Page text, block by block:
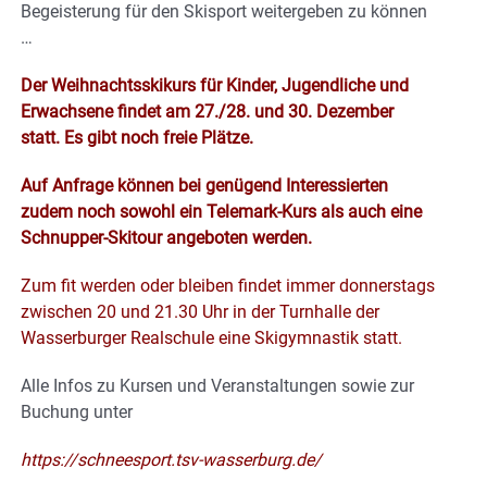
Begeisterung für den Skisport weitergeben zu können
…
Der Weihnachtsskikurs für Kinder, Jugendliche und
Erwachsene findet am 27./28. und 30. Dezember
statt. Es gibt noch freie Plätze.
Auf Anfrage können bei genügend Interessierten
zudem noch sowohl ein Telemark-Kurs als auch eine
Schnupper-Skitour angeboten werden.
Zum fit werden oder bleiben findet immer donnerstags
zwischen 20 und 21.30 Uhr in der Turnhalle der
Wasserburger Realschule eine Skigymnastik statt.
Alle Infos zu Kursen und Veranstaltungen sowie zur
Buchung unter
https://schneesport.tsv-wasserburg.de/